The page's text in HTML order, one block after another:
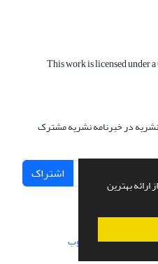
ارائه بهترین
This work is licensed under a
نشریه در خبرنامه نشریه مشترک
اشتراک
پیاده سازی از سیناوب